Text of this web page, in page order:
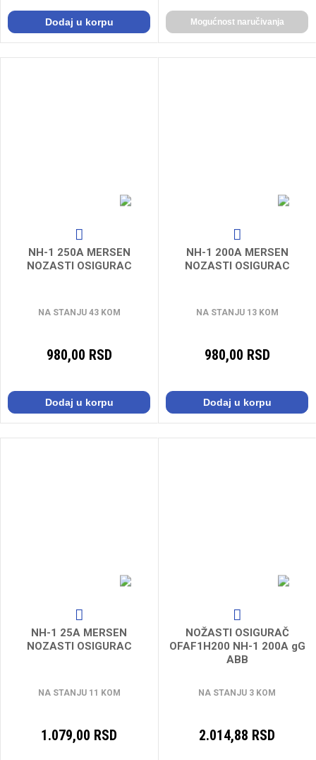
Dodaj u korpu Mogućnost naručivanja
NH-1 250A MERSEN
NOZASTI OSIGURAC
NA STANJU 43 KOM
980,00 RSD
Dodaj u korpu
NH-1 200A MERSEN
NOZASTI OSIGURAC
NA STANJU 13 KOM
980,00 RSD
Dodaj u korpu
NH-1 25A MERSEN
NOZASTI OSIGURAC
NA STANJU 11 KOM
1.079,00 RSD
NOŽASTI OSIGURAČ
OFAF1H200 NH-1 200A gG
ABB
NA STANJU 3 KOM
2.014,88 RSD